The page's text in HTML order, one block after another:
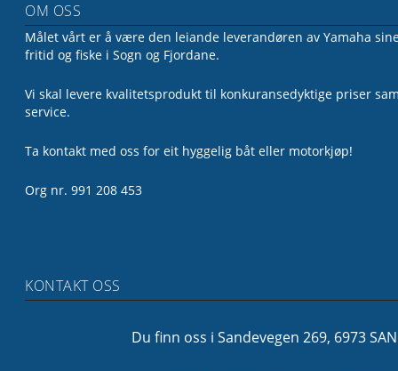
OM OSS
Målet vårt er å være den leiande leverandøren av Yamaha
fritid og fiske i Sogn og Fjordane.
Vi skal levere kvalitetsprodukt til konkuransedyktige priser
service.
Ta kontakt med oss for eit hyggelig båt eller motorkjøp!
Org nr. 991 208 453
KONTAKT OSS
Du finn oss i Sandevegen 269, 6973